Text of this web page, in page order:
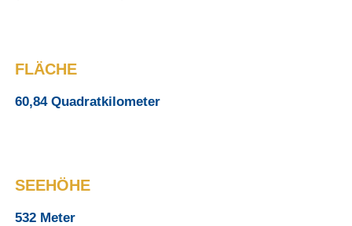
FLÄCHE
60,84 Quadratkilometer
SEEHÖHE
532 Meter